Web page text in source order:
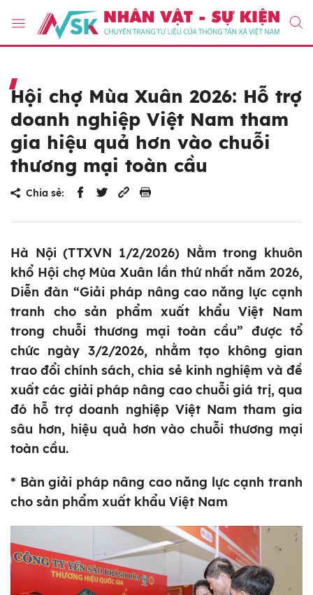
Hội chợ Mùa Xuân 2026: Hỗ trợ
doanh nghiệp Việt Nam tham
gia hiệu quả hơn vào chuỗi
thương mại toàn cầu
Chia sẻ:
Hà Nội (TTXVN 1/2/2026) Nằm trong khuôn
khổ Hội chợ Mùa Xuân lần thứ nhất năm 2026,
Diễn đàn “Giải pháp nâng cao năng lực cạnh
tranh cho sản phẩm xuất khẩu Việt Nam
trong chuỗi thương mại toàn cầu” được tổ
chức ngày 3/2/2026, nhằm tạo không gian
trao đổi chính sách, chia sẻ kinh nghiệm và đề
xuất các giải pháp nâng cao chuỗi giá trị, qua
đó hỗ trợ doanh nghiệp Việt Nam tham gia
sâu hơn, hiệu quả hơn vào chuỗi thương mại
toàn cầu.
* Bàn giải pháp nâng cao năng lực cạnh tranh
cho sản phẩm xuất khẩu Việt Nam